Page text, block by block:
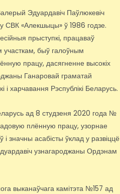
Эдуардавіч Паўлюкевіч
СВК «Алекшыцы» ў 1986 годзе.
прыступкі, працаваў
участкам, быў галоўным
працу, дасягненне высокіх
Ганаровай граматай
і харчавання Рэспублікі Беларусь.
ад 8 студзеня 2020 года №
плённую працу, узорнае
значны асабісты ўклад у развіццё
узнагароджаны Ордэнам
выканаўчага камітэта №157 ад